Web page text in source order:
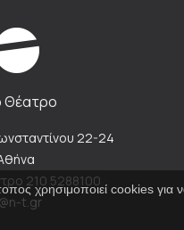
χρησιμοποιεί cookies
Θέατρο
22-24
210 5288100
t.gr